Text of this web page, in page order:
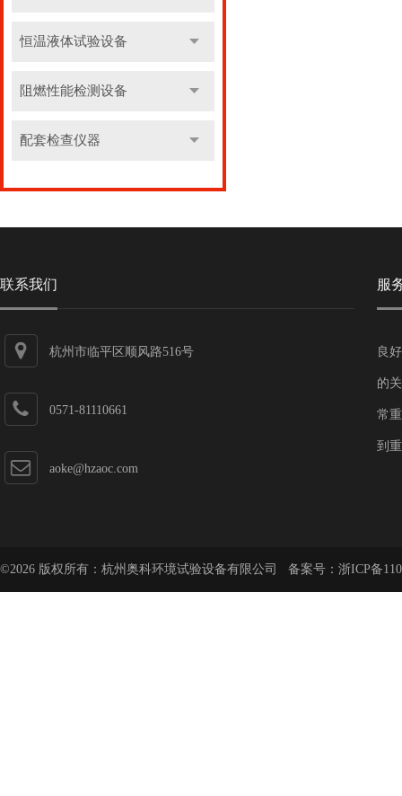
恒温液体试验设备
阻燃性能检测设备
配套检查仪器
联系我们
杭州市临平区顺风路516号
0571-81110661
aoke@hzaoc.com
服
良
的
常
到
©2026 版权所有：杭州奥科环境试验设备有限公司 备案号： 浙ICP备